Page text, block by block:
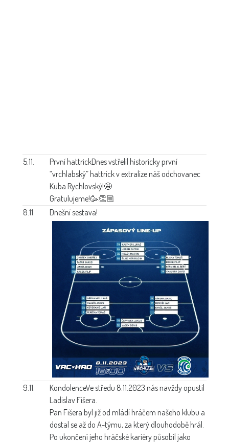
5.11. První hattrickDnes vstřelil historicky první
“vrchlabský” hattrick v extralize náš odchovanec
Kuba Rychlovský!🤩
Gratulujeme!🥳👏🏼
8.11.
Dnešní sestava!
9.11. KondolenceVe středu 8.11.2023 nás navždy opustil
Ladislav Fišera.
Pan Fišera byl již od mládí hráčem našeho klubu a
dostal se až do A-týmu, za který dlouhodobě hrál.
Po ukončení jeho hráčské kariéry působil jako